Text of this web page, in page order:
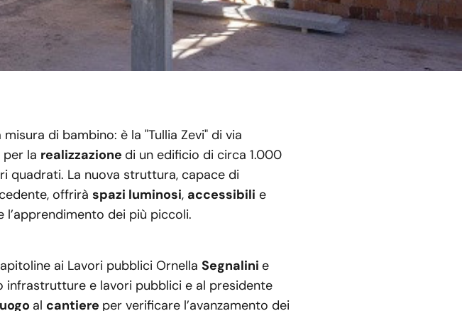
di bambino: è la "Tullia Zevi" di via
per la realizzazione di un edificio di circa 1.000
quadrati. La nuova struttura, capace di
offrirà spazi luminosi, accessibili e
dei più piccoli.
ai Lavori pubblici Ornella Segnalini e
infrastrutture e lavori pubblici e al presidente
al cantiere per verificare l’avanzamento dei